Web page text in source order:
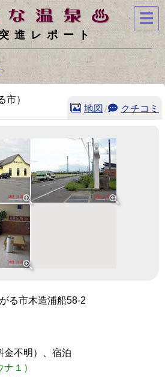
進レポート
市）
地図 / クチコミ
る市木造浦船58-2
金不明）、宿泊
１）
☰